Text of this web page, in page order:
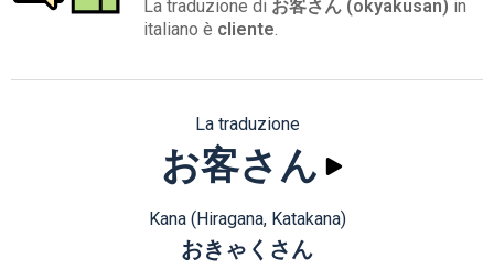
La traduzione di お客さん (okyakusan) in
italiano è cliente.
La traduzione
お客さん
Kana (Hiragana, Katakana)
おきゃくさん